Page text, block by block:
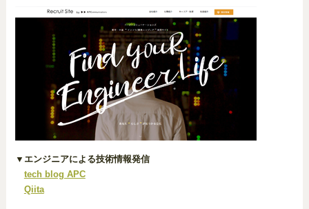
▼エンジニアによる技術情報発信
tech blog APC
Qiita